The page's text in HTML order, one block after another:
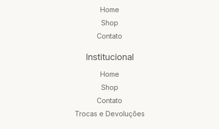
Home
Shop
Contato
Institucional
Home
Shop
Contato
Trocas e Devoluções